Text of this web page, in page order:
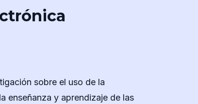
sobre el uso de la
enseñanza y aprendizaje de las